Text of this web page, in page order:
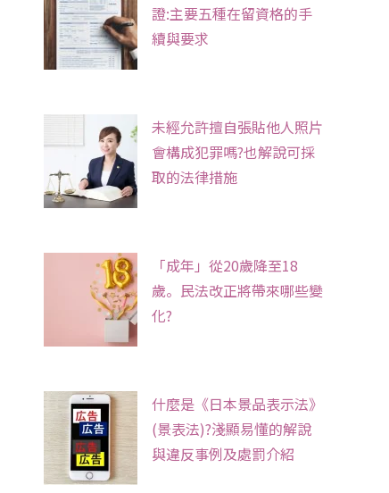
證:主要五種在留資格的手
續與要求
未經允許擅自張貼他人照片
會構成犯罪嗎?也解說可採
取的法律措施
「成年」從20歲降至18
歲。民法改正將帶來哪些變
化?
什麼是《日本景品表示法》
(景表法)?淺顯易懂的解說
與違反事例及處罰介紹